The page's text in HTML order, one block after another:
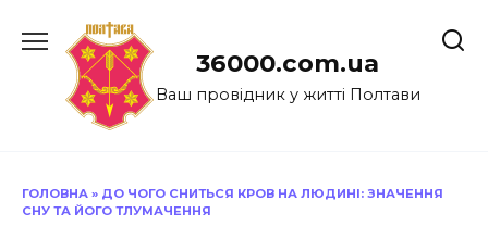
до
36000.com.ua
Ваш провідник у житті Полтави
ГОЛОВНА » ДО ЧОГО СНИТЬСЯ КРОВ НА ЛЮДИНІ: ЗНАЧЕННЯ
СНУ ТА ЙОГО ТЛУМАЧЕННЯ